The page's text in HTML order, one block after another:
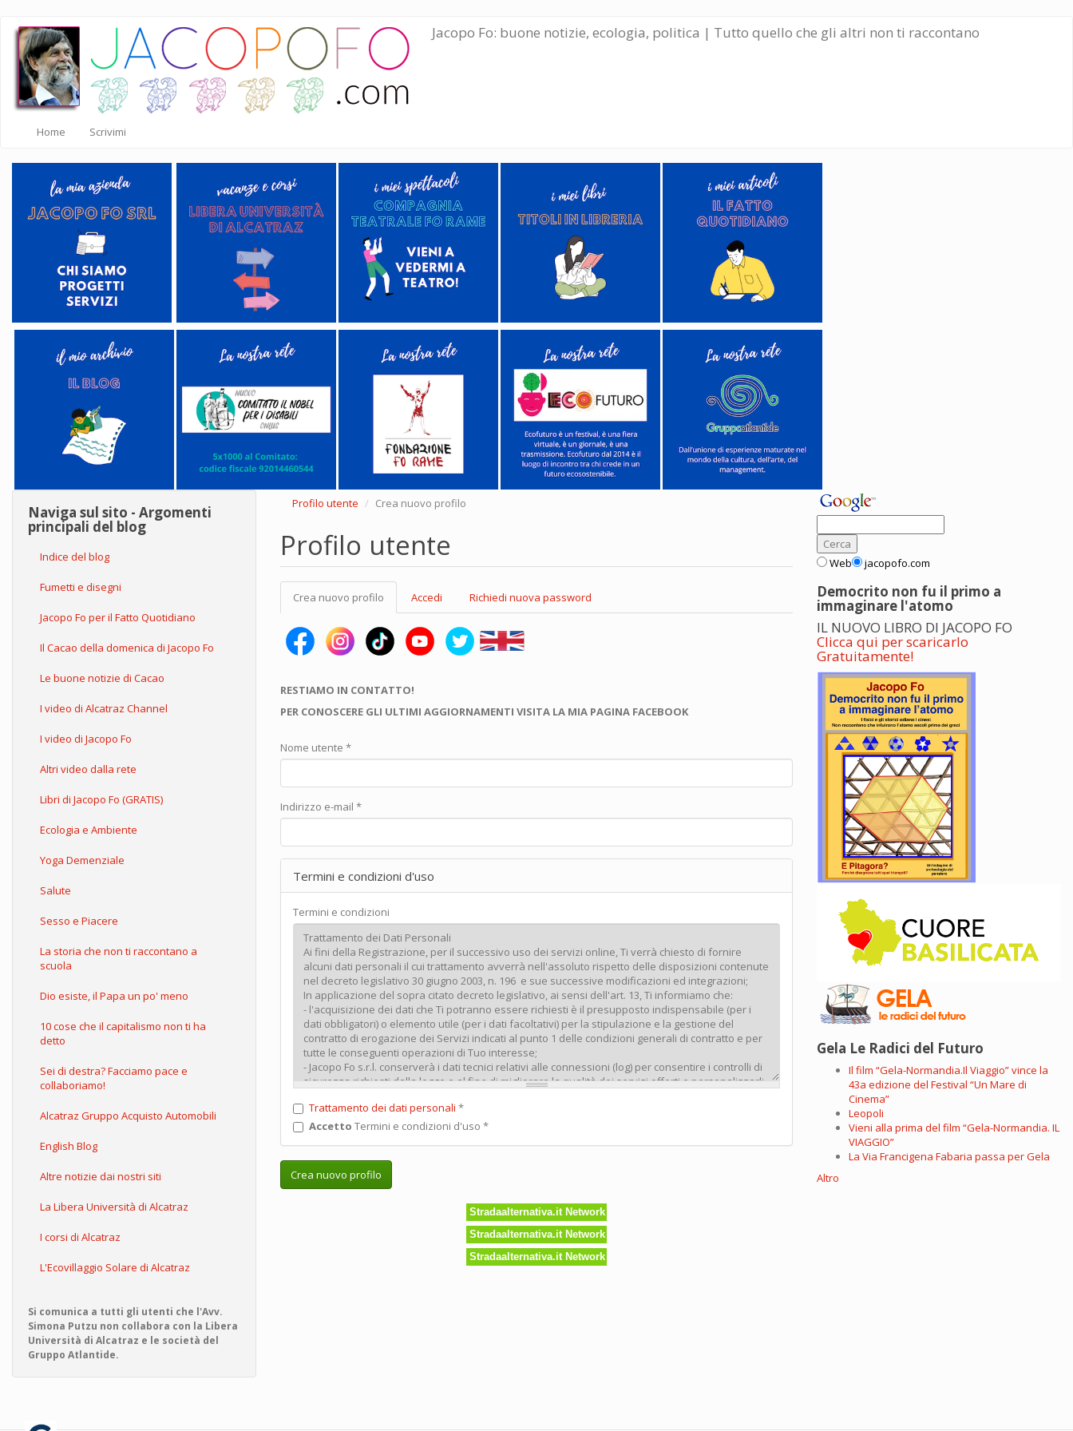
Salta
contenuto
principale
Jacopo Fo: buone notizie, ecologia, politica | Tutto quello che gli altri non ti raccontano
Home Scrivimi
Naviga sul sito - Argomenti
principali del blog
Indice del blog
Fumetti e disegni
Jacopo Fo per il Fatto Quotidiano
Il Cacao della domenica di Jacopo Fo
Le buone notizie di Cacao
I video di Alcatraz Channel
I video di Jacopo Fo
Altri video dalla rete
Libri di Jacopo Fo (GRATIS)
Ecologia e Ambiente
Yoga Demenziale
Salute
Sesso e Piacere
La storia che non ti raccontano a
scuola
Dio esiste, il Papa un po' meno
10 cose che il capitalismo non ti ha
detto
Sei di destra? Facciamo pace e
collaboriamo!
Alcatraz Gruppo Acquisto Automobili
English Blog
Altre notizie dai nostri siti
La Libera Università di Alcatraz
I corsi di Alcatraz
L'Ecovillaggio Solare di Alcatraz
Si comunica a tutti gli utenti che l'Avv.
Simona Putzu non collabora con la Libera
Università di Alcatraz e le società del
Gruppo Atlantide.
Profilo utente Crea nuovo profilo
Profilo utente
Schede
primarie
Crea nuovo profilo (scheda
attiva)
Accedi Richiedi nuova password
RESTIAMO IN CONTATTO!
PER CONOSCERE GLI ULTIMI AGGIORNAMENTI VISITA LA MIA PAGINA FACEBOOK
Nome utente *
Indirizzo e-mail *
Termini e condizioni d'uso
Termini e condizioni
Trattamento dei dati personali *
Accetto Termini e condizioni d'uso *
Crea nuovo profilo
Stradaalternativa.it Network
Stradaalternativa.it Network
Stradaalternativa.it Network
Web jacopofo.com
Democrito non fu il primo a
immaginare l'atomo
IL NUOVO LIBRO DI JACOPO FO
Clicca qui per scaricarlo
Gratuitamente!
Gela Le Radici del Futuro
Il film “Gela-Normandia.Il Viaggio” vince la
43a edizione del Festival “Un Mare di
Cinema”
Leopoli
Vieni alla prima del film “Gela-Normandia. IL
VIAGGIO”
La Via Francigena Fabaria passa per Gela
Altro